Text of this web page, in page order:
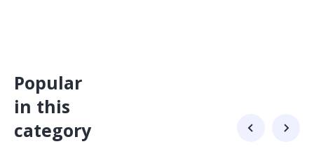
Popular
in this
category